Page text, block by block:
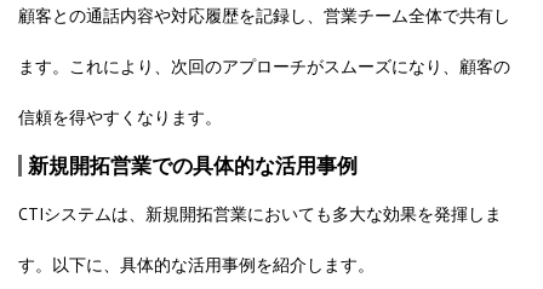
顧客との通話内容や対応履歴を記録し、営業チーム全体で共有し
ます。これにより、次回のアプローチがスムーズになり、顧客の
信頼を得やすくなります。
新規開拓営業での具体的な活用事例
CTIシステムは、新規開拓営業においても多大な効果を発揮しま
す。以下に、具体的な活用事例を紹介します。